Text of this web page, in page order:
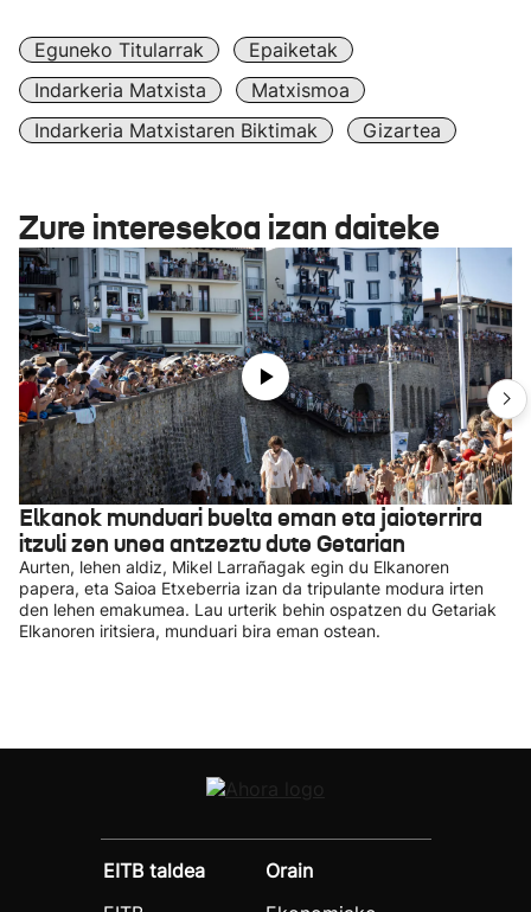
Eguneko Titularrak
Epaiketak
Indarkeria Matxista
Matxismoa
Indarkeria Matxistaren Biktimak
Gizartea
Zure interesekoa izan daiteke
Elkanok munduari buelta eman eta jaioterrira
itzuli zen unea antzeztu dute Getarian
Aurten, lehen aldiz, Mikel Larrañagak egin du Elkanoren
papera, eta Saioa Etxeberria izan da tripulante modura irten
den lehen emakumea. Lau urterik behin ospatzen du Getariak
Elkanoren iritsiera, munduari bira eman ostean.
EITB taldea
Orain